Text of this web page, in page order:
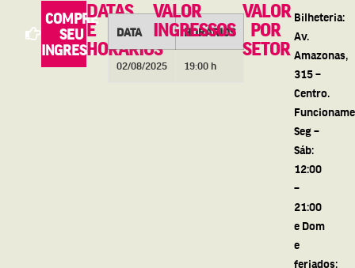
COMPRE
SEU
INGRESSO
DATAS
E
HORÁRIOS
DATA HORÁRIOS
02/08/2025 19:00 h
VALOR
INGRESSOS
VALOR
POR
SETOR
Bilheteria:
Av.
Amazonas,
315 –
Centro.
Seg –
Sáb:
12:00
–
21:00
e Dom
e
feriados: